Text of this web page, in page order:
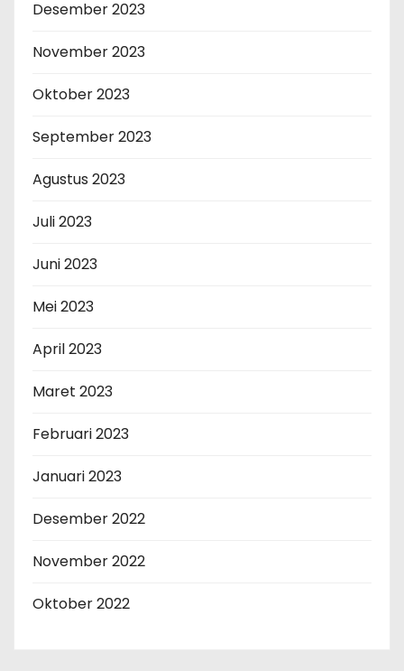
Desember 2023
November 2023
Oktober 2023
September 2023
Agustus 2023
Juli 2023
Juni 2023
Mei 2023
April 2023
Maret 2023
Februari 2023
Januari 2023
Desember 2022
November 2022
Oktober 2022